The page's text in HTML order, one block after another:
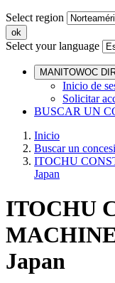
Select region
Select your language
MANITOWOC
Inicio de
Solicitar
BUSCAR UN
Inicio
Buscar un
ITOCHU
Japan
ITOCHU
Japan